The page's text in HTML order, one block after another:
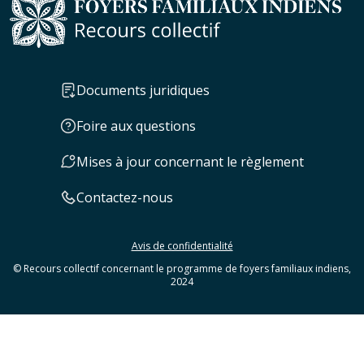
Documents juridiques
Foire aux questions
Mises à jour concernant le règlement
Contactez-nous
Avis de confidentialité
© Recours collectif concernant le programme de foyers familiaux indiens,
2024